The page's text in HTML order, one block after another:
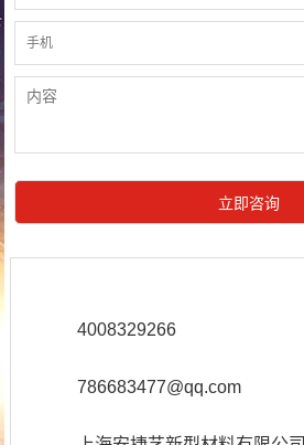
4008329266
786683477@qq.com